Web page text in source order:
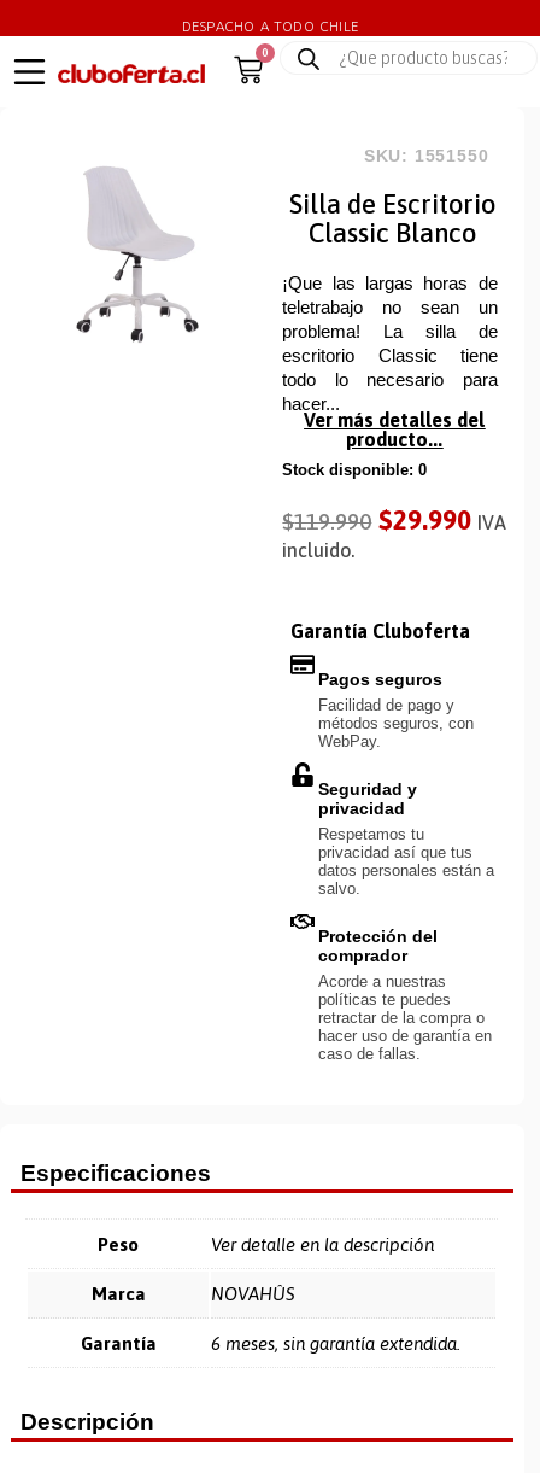
DESPACHO A TODO CHILE
0
SKU: 1551550
Silla de Escritorio
Classic Blanco
¡Que las largas horas de
teletrabajo no sean un
problema! La silla de
escritorio Classic tiene
todo lo necesario para
hacer...
Ver más detalles del
producto...
Stock disponible: 0
$119.990 $29.990 IVA
incluido.
Garantía Cluboferta
Pagos seguros
Facilidad de pago y
métodos seguros, con
WebPay.
Seguridad y
privacidad
Respetamos tu
privacidad así que tus
datos personales están a
salvo.
Protección del
comprador
Acorde a nuestras
políticas te puedes
retractar de la compra o
hacer uso de garantía en
caso de fallas.
Especificaciones
Peso Ver detalle en la descripción
Marca NOVAHÛS
Garantía 6 meses, sin garantía extendida.
Descripción